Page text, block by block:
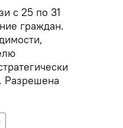
с 25 по 31
граждан.
Разрешена